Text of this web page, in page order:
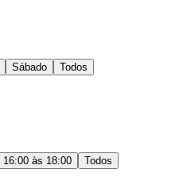
Sábado Todos
16:00 às 18:00 Todos